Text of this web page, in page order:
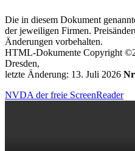
Die in diesem Dokument
der jeweiligen Firmen.
Änderungen vorbehalten.
HTML-Dokumente Copyright
Dresden,
letzte Änderung: 13. Juli 2026
NVDA der freie ScreenReader